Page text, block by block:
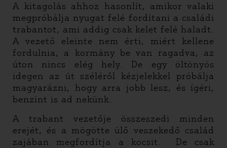
A kitagolás ahhoz hasonlít, amikor valaki
megpróbálja nyugat felé fordítani a családi
trabantot, ami addig csak kelet felé haladt.
A vezető eleinte nem érti, miért kellene
fordulnia, a kormány be van ragadva, az
úton nincs elég hely. De egy öltönyös
idegen az út széléről kézjelekkel próbálja
magyarázni, hogy arra jobb lesz, és ígéri,
benzint is ad nekünk.
A trabant vezetője összeszedi minden
erejét, és a mögötte ülő veszekedő család
zajában megfordítja a kocsit. De csak